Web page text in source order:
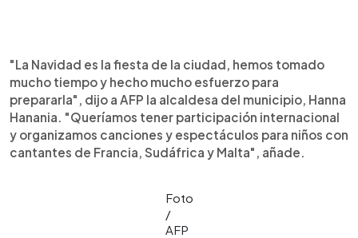
"La Navidad es la fiesta de la ciudad, hemos tomado
mucho tiempo y hecho mucho esfuerzo para
prepararla", dijo a AFP la alcaldesa del municipio, Hanna
Hanania. "Queríamos tener participación internacional
y organizamos canciones y espectáculos para niños con
cantantes de Francia, Sudáfrica y Malta", añade.
Foto
/
AFP